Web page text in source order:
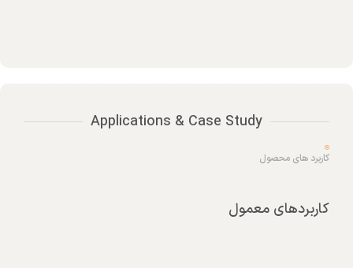
Applications & Case Study
کاربرد های محصول
کاربردهای معمول